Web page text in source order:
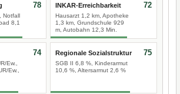
Notfall
8,1
78 INKAR-Erreichbarkeit
Hausarzt 1,2 km, Apotheke
1,3 km, Grundschule 929
m, Autobahn 12,3 Min.
72
Ew.,
Ew.,
74 Regionale Sozialstruktur
SGB II 6,8 %, Kinderarmut
10,6 %, Altersarmut 2,6 %
75